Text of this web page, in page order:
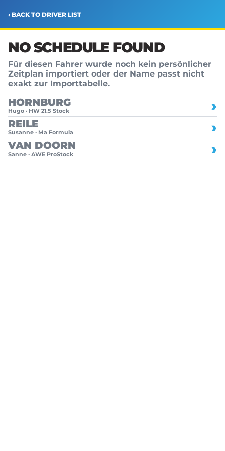
‹ BACK TO DRIVER LIST
NO SCHEDULE FOUND
Für diesen Fahrer wurde noch kein persönlicher
Zeitplan importiert oder der Name passt nicht
exakt zur Importtabelle.
HORNBURG
Hugo · HW 21.5 Stock ›
REILE
Susanne · Ma Formula ›
VAN DOORN
Sanne · AWE ProStock ›